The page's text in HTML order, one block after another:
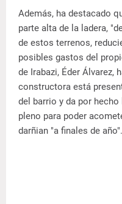
Además, ha destacado
parte alta de la ladera,
de estos terrenos,
posibles gastos del
de Irabazi, Éder Álvarez,
constructora está
del barrio y da por
pleno para poder
darñian "a finales de año".